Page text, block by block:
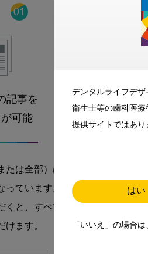
デンタルライフデ
衛生士等の歯科医
提供サイトではあり
はい
「いいえ」の場合
記事を
可能
たは全部）は
っています。
くと、すべて
けます。